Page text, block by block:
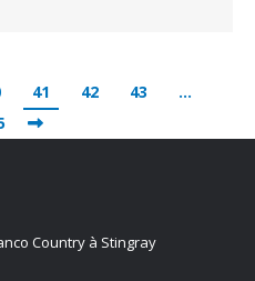
41 42 43
…
Country à Stingray